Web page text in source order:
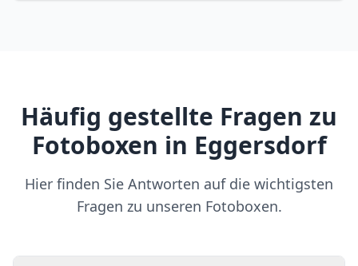
Häufig gestellte Fragen zu
Fotoboxen in Eggersdorf
Hier finden Sie Antworten auf die wichtigsten
Fragen zu unseren Fotoboxen.